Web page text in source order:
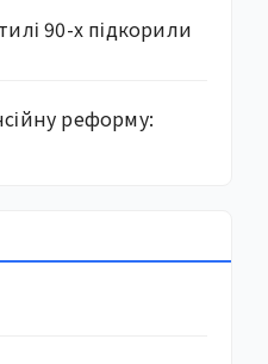
90-х підкорили
реформу: